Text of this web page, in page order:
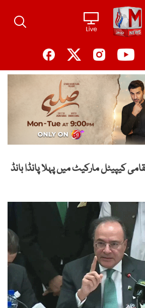
کیپیٹل مارکیٹ میں پہلا پانڈا بانڈ